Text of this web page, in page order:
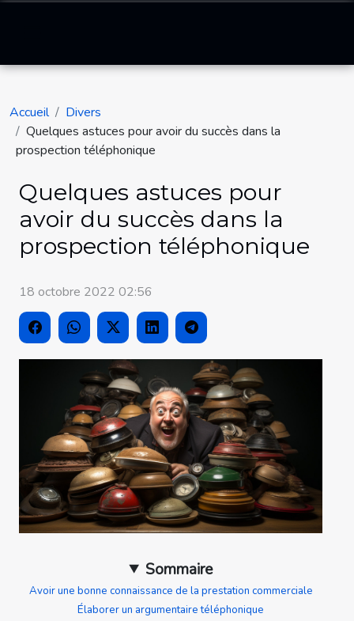
Accueil
Divers
Quelques astuces pour avoir du succès dans la
prospection téléphonique
Quelques astuces pour
avoir du succès dans la
prospection téléphonique
18 octobre 2022 02:56
Sommaire
Avoir une bonne connaissance de la prestation commerciale
Élaborer un argumentaire téléphonique